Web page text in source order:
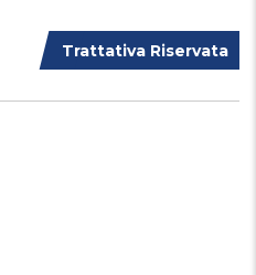
Trattativa Riservata